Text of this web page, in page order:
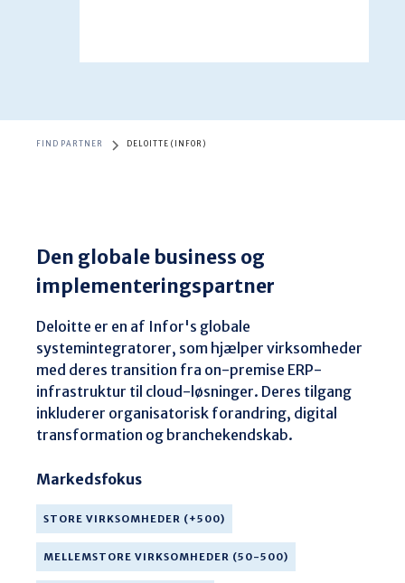
FIND PARTNER DELOITTE (INFOR)
Den globale business og
implementeringspartner
Deloitte er en af Infor's globale
systemintegratorer, som hjælper virksomheder
med deres transition fra on-premise ERP-
infrastruktur til cloud-løsninger. Deres tilgang
inkluderer organisatorisk forandring, digital
transformation og branchekendskab.
Markedsfokus
STORE VIRKSOMHEDER (+500)
MELLEMSTORE VIRKSOMHEDER (50-500)